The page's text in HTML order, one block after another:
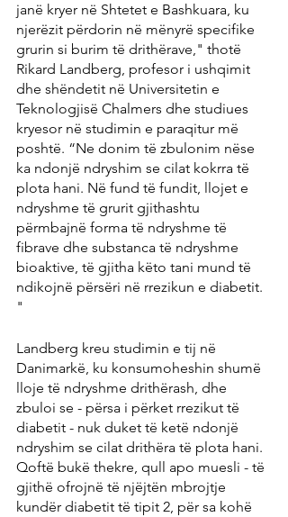
janë kryer në Shtetet e Bashkuara, ku
njerëzit përdorin në mënyrë specifike
grurin si burim të drithërave," thotë
Rikard Landberg, profesor i ushqimit
dhe shëndetit në Universitetin e
Teknologjisë Chalmers dhe studiues
kryesor në studimin e paraqitur më
poshtë. “Ne donim të zbulonim nëse
ka ndonjë ndryshim se cilat kokrra të
plota hani. Në fund të fundit, llojet e
ndryshme të grurit gjithashtu
përmbajnë forma të ndryshme të
fibrave dhe substanca të ndryshme
bioaktive, të gjitha këto tani mund të
ndikojnë përsëri në rrezikun e diabetit.
"
Landberg kreu studimin e tij në
Danimarkë, ku konsumoheshin shumë
lloje të ndryshme drithërash, dhe
zbuloi se - përsa i përket rrezikut të
diabetit - nuk duket të ketë ndonjë
ndryshim se cilat drithëra të plota hani.
Qoftë bukë thekre, qull apo muesli - të
gjithë ofrojnë të njëjtën mbrojtje
kundër diabetit të tipit 2, për sa kohë